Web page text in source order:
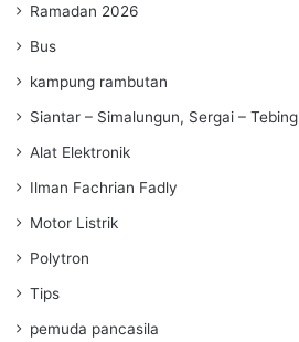
Ramadan 2026
Bus
kampung rambutan
Siantar – Simalungun, Sergai – Tebing
Alat Elektronik
Ilman Fachrian Fadly
Motor Listrik
Polytron
Tips
pemuda pancasila